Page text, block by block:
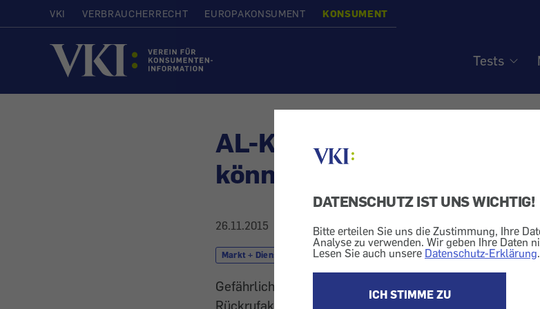
DATENSCHUTZ IST UNS WICHTIG!
Bitte erteilen Sie uns die Zustimmung, Ihre
Analyse zu verwenden. Wir geben Ihre Daten
Lesen Sie auch unsere Datenschutz-Erklärung.
ICH STIMME ZU
VKI VERBRAUCHERRECHT EUROPAKONSUMENT KONSUMENT
Startseite
Tests
AL-KO: Akku-Rasenmäher
könnte vorzeitig
26.11.2015
Markt + Dienstleistung Rückruf Heim + Garten Rasenmäher
Gefährliche Produkte: Wir informieren über Sicherheits-
Rückrufaktionen, geben Warnhinweise und Tipps für